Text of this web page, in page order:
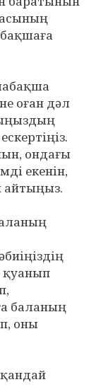
оған дәл
ондағы
екенін,
айтыңыз.
қуанып
баланың
оны
қандай